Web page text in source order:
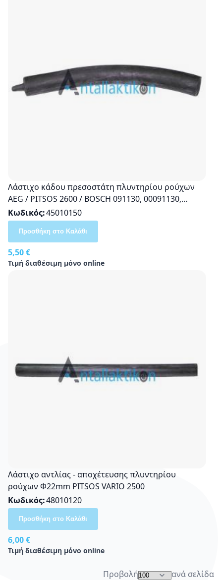
Λάστιχο κάδου πρεσοστάτη πλυντηρίου ρούχων
AEG / PITSOS 2600 / BOSCH 091130, 00091130,
8996450512000
Κωδικός 45010150
5,50 €
Τιμή διαθέσιμη μόνο online
Προσθήκη στο Καλάθι
Λάστιχο αντλίας - αποχέτευσης πλυντηρίου
ρούχων Φ22mm PITSOS VARIO 2500
Κωδικός 48010120
6,00 €
Τιμή διαθέσιμη μόνο online
Προσθήκη στο Καλάθι
Προβολή ανά σελίδα